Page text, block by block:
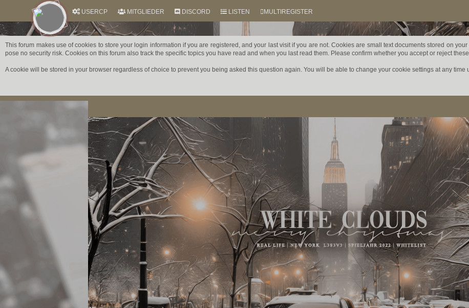
USERCP MITGLIEDER DISCORD LISTEN
MULTIREGISTER
THIS FORUM USES COOKIES
This forum makes use of cookies to store your login information if you are registered, and your last visit if you are not. Cookies are small text documents stored on
pose no security risk. Cookies on this forum also track the specific topics you have read and when you last read them. Please confirm whether you accept or reject
A cookie will be stored in your browser regardless of choice to prevent you being asked this question again. You will be able to change your cookie settings at any time